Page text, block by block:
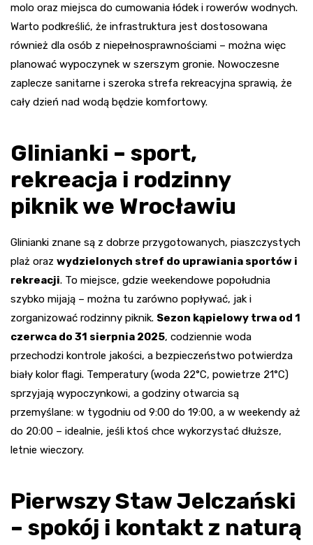
molo oraz miejsca do cumowania łódek i rowerów wodnych.
Warto podkreślić, że infrastruktura jest dostosowana
również dla osób z niepełnosprawnościami – można więc
planować wypoczynek w szerszym gronie. Nowoczesne
zaplecze sanitarne i szeroka strefa rekreacyjna sprawią, że
cały dzień nad wodą będzie komfortowy.
Glinianki – sport,
rekreacja i rodzinny
piknik we Wrocławiu
Glinianki znane są z dobrze przygotowanych, piaszczystych
plaż oraz wydzielonych stref do uprawiania sportów i
rekreacji. To miejsce, gdzie weekendowe popołudnia
szybko mijają – można tu zarówno popływać, jak i
zorganizować rodzinny piknik. Sezon kąpielowy trwa od 1
czerwca do 31 sierpnia 2025, codziennie woda
przechodzi kontrole jakości, a bezpieczeństwo potwierdza
biały kolor flagi. Temperatury (woda 22°C, powietrze 21°C)
sprzyjają wypoczynkowi, a godziny otwarcia są
przemyślane: w tygodniu od 9:00 do 19:00, a w weekendy aż
do 20:00 – idealnie, jeśli ktoś chce wykorzystać dłuższe,
letnie wieczory.
Pierwszy Staw Jelczański
– spokój i kontakt z naturą